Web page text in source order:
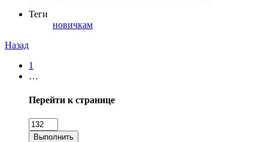
Теги
новичкам
Назад
1
…
Перейти к странице
Выполнить